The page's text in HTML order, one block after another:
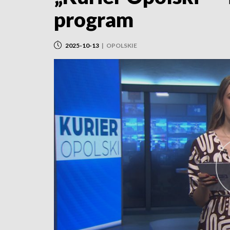
program
2025-10-13 | OPOLSKIE